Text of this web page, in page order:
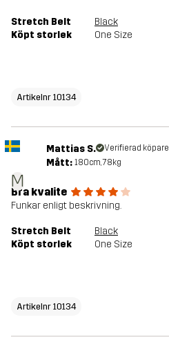
Stretch Belt
Black
Köpt storlek
One Size
Artikelnr 10134
M
Mattias S. Verifierad köpare
Mått: 180cm, 78kg
Bra kvalite
Funkar enligt beskrivning.
Stretch Belt
Black
Köpt storlek
One Size
Artikelnr 10134